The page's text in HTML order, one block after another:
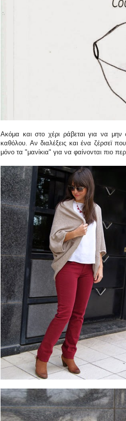
Ακόμα και στο χέρι ράβεται για να
καθόλου. Αν διαλέξεις και ένα ζέρσεϊ
μόνο τα "μανίκια" για να φαίνονται πιο